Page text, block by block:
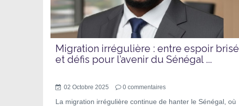
Migration irrégulière : entre espoir brisé
et défis pour l’avenir du Sénégal ...
02 Octobre 2025 0 commentaires
La migration irrégulière continue de hanter le Sénégal, où